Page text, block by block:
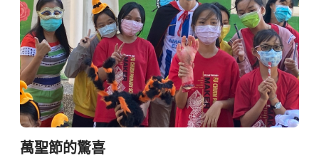
萬聖節的驚喜